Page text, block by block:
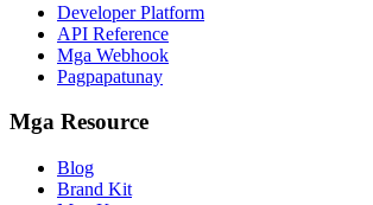
Developer Platform
API Reference
Mga Webhook
Pagpapatunay
Mga Resource
Blog
Brand Kit